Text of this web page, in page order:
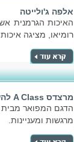
אלפה ג'ולייטה
האיכות הגרמנית
רומיאו, מציגה
מרצדס A Class להשכרה
הדגם המפואר מבית
מרגשות ומעניינות.